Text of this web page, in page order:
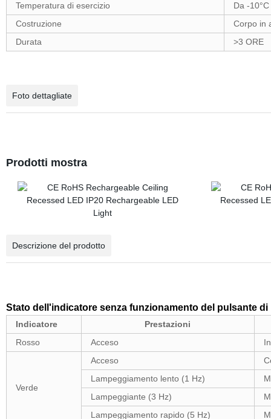
Temperatura di esercizio
Da -
Costruzione
Corpo in
Durata
>3 ORE
Foto dettagliate
Prodotti mostra
Descrizione del prodotto
Stato dell'indicatore senza funzionamento del pulsante di
Indicatore
Prestazioni
Rosso
Acceso
Verde
Acceso
Lampeggiamento lento (1 Hz)
Lampeggiante (3 Hz)
Lampeggiamento rapido (5 Hz)